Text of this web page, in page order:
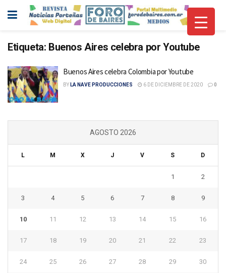
Etiqueta: Buenos Aires celebra por Youtube
Buenos Aires celebra Colombia por Youtube
BY LA NAVE PRODUCCIONES 6 DE DICIEMBRE DE 2020 0
AGOSTO 2026
L M X J V S D
1 2
3 4 5 6 7 8 9
10 11 12 13 14 15 16
17 18 19 20 21 22 23
24 25 26 27 28 29 30